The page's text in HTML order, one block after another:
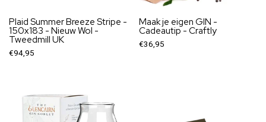
Plaid Summer Breeze Stripe -
150x183 - Nieuw Wol -
Tweedmill UK
€94,95
Maak je eigen GIN -
Cadeautip - Craftly
€36,95